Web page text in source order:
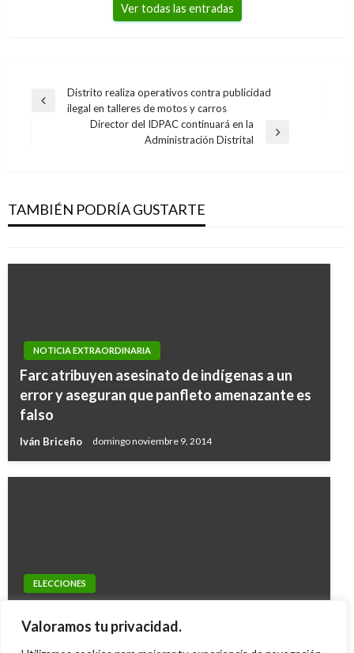
Valoramos tu privacidad.
Ver todas las entradas
Navegación
Entrada
Distrito realiza operativos contra publicidad
ilegal en talleres de motos y carros
Director del IDPAC continuará en la
Administración Distrital
TAMBIÉN PODRÍA GUSTARTE
del secuestro
Manuel Reyes Beltran miércoles febrero 8, 2017
NOTICIA EXTRAORDINARIA
Farc atribuyen asesinato de indígenas a un
error y aseguran que panfleto amenazante es
falso
Iván Briceño domingo noviembre 9, 2014
ELECCIONES
Registraduria
NOTICIA EXTRAORDINARIA
‘Naciones Unidas ha reconocido avances en
estrategia de Paz con Legalidad’, Misión de